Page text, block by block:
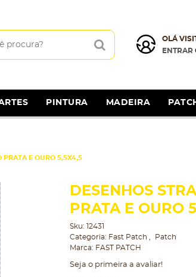
OLÁ
ENTRAR
PINTURA MADEIRA
PRATA E OURO 5,5X4,5
DESENHOS
PRATA E OURO
Sku: 12431
Categoria: Fast Patch
Patch
Marca: FAST PATCH
Seja o primeira a avaliar!